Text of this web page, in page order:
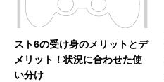
スト6の受け身のメリットとデ
メリット！状況に合わせた使
い分け